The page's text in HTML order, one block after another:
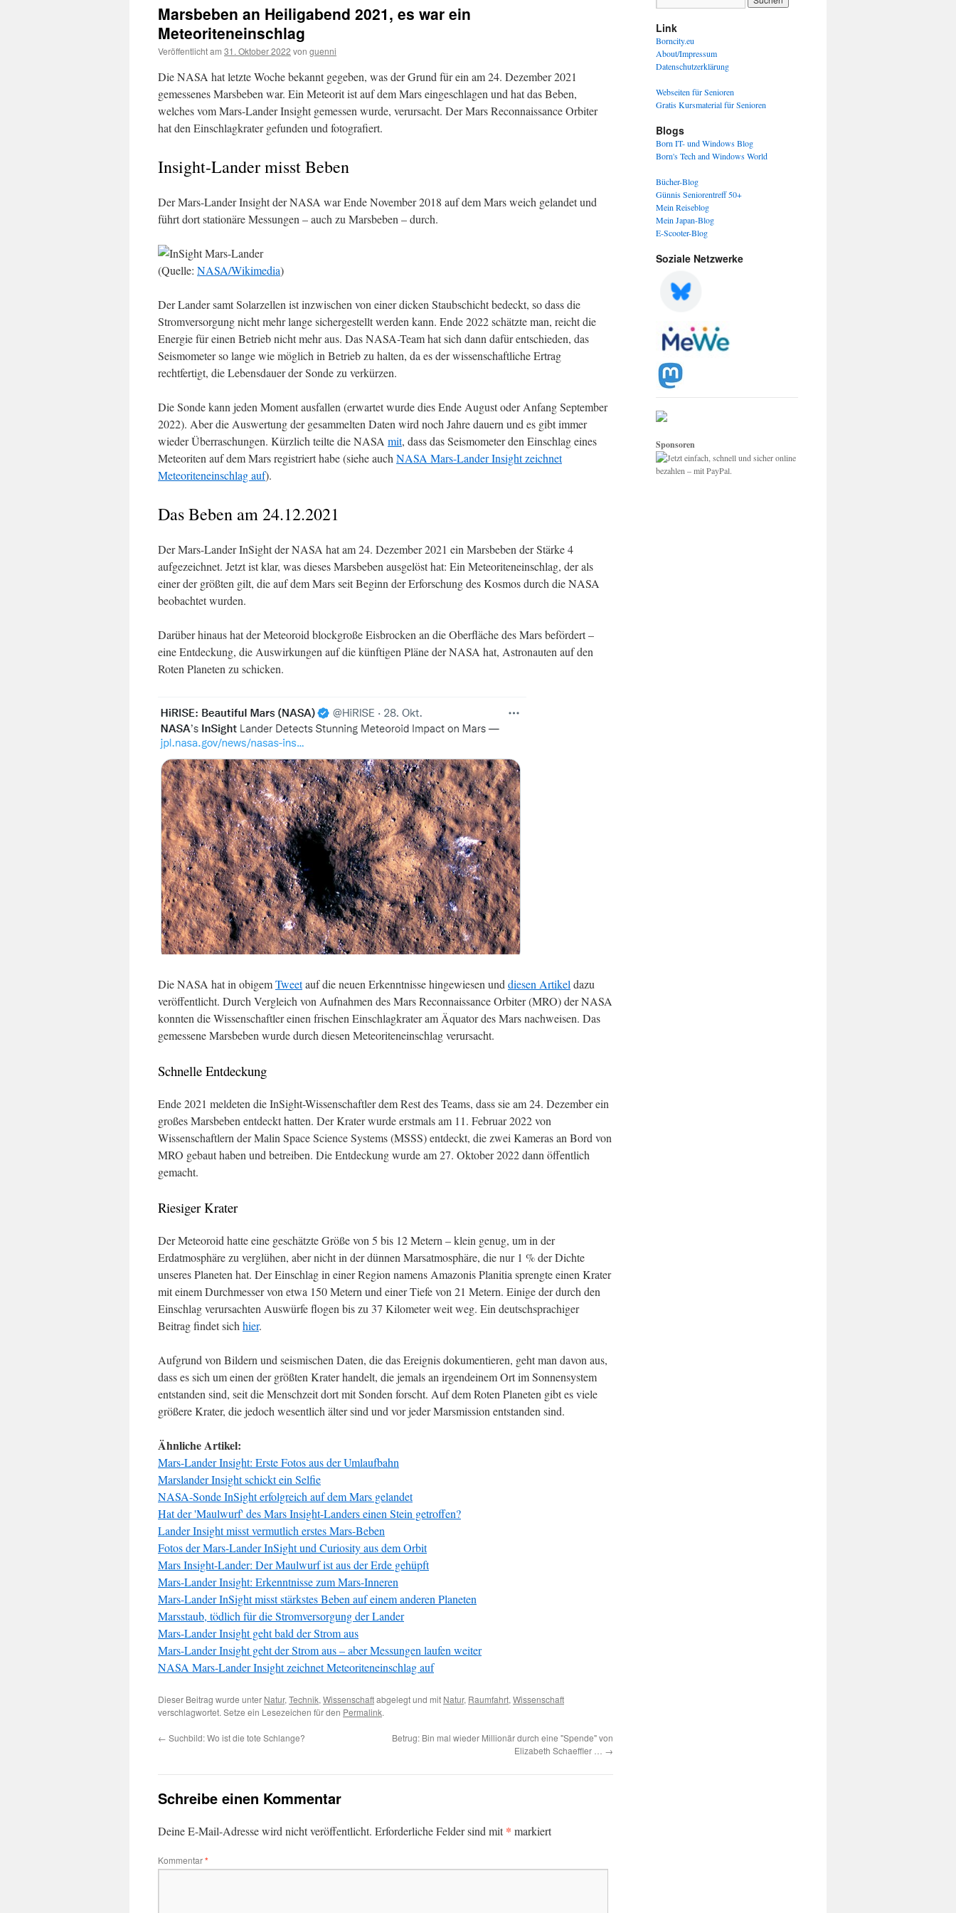
Marsbeben an Heiligabend 2021, es war ein
Meteoriteneinschlag
Veröffentlicht am 31. Oktober 2022 von guenni
Die NASA hat letzte Woche bekannt gegeben, was der Grund für ein am 24. Dezember 2021
gemessenes Marsbeben war. Ein Meteorit ist auf dem Mars eingeschlagen und hat das Beben,
welches vom Mars-Lander Insight gemessen wurde, verursacht. Der Mars Reconnaissance Orbiter
hat den Einschlagkrater gefunden und fotografiert.
Insight-Lander misst Beben
Der Mars-Lander Insight der NASA war Ende November 2018 auf dem Mars weich gelandet und
führt dort stationäre Messungen – auch zu Marsbeben – durch.
(Quelle: NASA/Wikimedia)
Der Lander samt Solarzellen ist inzwischen von einer dicken Staubschicht bedeckt, so dass die
Stromversorgung nicht mehr lange sichergestellt werden kann. Ende 2022 schätzte man, reicht die
Energie für einen Betrieb nicht mehr aus. Das NASA-Team hat sich dann dafür entschieden, das
Seismometer so lange wie möglich in Betrieb zu halten, da es der wissenschaftliche Ertrag
rechtfertigt, die Lebensdauer der Sonde zu verkürzen.
Die Sonde kann jeden Moment ausfallen (erwartet wurde dies Ende August oder Anfang September
2022). Aber die Auswertung der gesammelten Daten wird noch Jahre dauern und es gibt immer
wieder Überraschungen. Kürzlich teilte die NASA mit, dass das Seismometer den Einschlag eines
Meteoriten auf dem Mars registriert habe (siehe auch NASA Mars-Lander Insight zeichnet
Meteoriteneinschlag auf).
Das Beben am 24.12.2021
Der Mars-Lander InSight der NASA hat am 24. Dezember 2021 ein Marsbeben der Stärke 4
aufgezeichnet. Jetzt ist klar, was dieses Marsbeben ausgelöst hat: Ein Meteoriteneinschlag, der als
einer der größten gilt, die auf dem Mars seit Beginn der Erforschung des Kosmos durch die NASA
beobachtet wurden.
Darüber hinaus hat der Meteoroid blockgroße Eisbrocken an die Oberfläche des Mars befördert –
eine Entdeckung, die Auswirkungen auf die künftigen Pläne der NASA hat, Astronauten auf den
Roten Planeten zu schicken.
Die NASA hat in obigemTweetauf die neuen Erkenntnisse hingewiesen und diesen Artikel dazu
veröffentlicht. Durch Vergleich von Aufnahmen des Mars Reconnaissance Orbiter (MRO) der NASA
konnten die Wissenschaftler einen frischen Einschlagkrater am Äquator des Mars nachweisen. Das
gemessene Marsbeben wurde durch diesen Meteoriteneinschlag verursacht.
Schnelle Entdeckung
Ende 2021 meldeten die InSight-Wissenschaftler dem Rest des Teams, dass sie am 24. Dezember ein
großes Marsbeben entdeckt hatten. Der Krater wurde erstmals am 11. Februar 2022 von
Wissenschaftlern der Malin Space Science Systems (MSSS) entdeckt, die zwei Kameras an Bord von
MRO gebaut haben und betreiben. Die Entdeckung wurde am 27. Oktober 2022 dann öffentlich
gemacht.
Riesiger Krater
Der Meteoroid hatte eine geschätzte Größe von 5 bis 12 Metern – klein genug, um in der
Erdatmosphäre zu verglühen, aber nicht in der dünnen Marsatmosphäre, die nur 1 % der Dichte
unseres Planeten hat. Der Einschlag in einer Region namens Amazonis Planitia sprengte einen Krater
mit einem Durchmesser von etwa 150 Metern und einer Tiefe von 21 Metern. Einige der durch den
Einschlag verursachten Auswürfe flogen bis zu 37 Kilometer weit weg. Ein deutschsprachiger
Beitrag findet sich hier.
Aufgrund von Bildern und seismischen Daten, die das Ereignis dokumentieren, geht man davon aus,
dass es sich um einen der größten Krater handelt, die jemals an irgendeinem Ort im Sonnensystem
entstanden sind, seit die Menschzeit dort mit Sonden forscht. Auf dem Roten Planeten gibt es viele
größere Krater, die jedoch wesentlich älter sind und vor jeder Marsmission entstanden sind.
Ähnliche Artikel:
Mars-Lander Insight: Erste Fotos aus der Umlaufbahn
Marslander Insight schickt ein Selfie
NASA-Sonde InSight erfolgreich auf dem Mars gelandet
Hat der 'Maulwurf' des Mars Insight-Landers einen Stein getroffen?
Lander Insight misst vermutlich erstes Mars-Beben
Fotos der Mars-Lander InSight und Curiosity aus dem Orbit
Mars Insight-Lander: Der Maulwurf ist aus der Erde gehüpft
Mars-Lander Insight: Erkenntnisse zum Mars-Inneren
Mars-Lander InSight misst stärkstes Beben auf einem anderen Planeten
Marsstaub, tödlich für die Stromversorgung der Lander
Mars-Lander Insight geht bald der Strom aus
Mars-Lander Insight geht der Strom aus – aber Messungen laufen weiter
NASA Mars-Lander Insight zeichnet Meteoriteneinschlag auf
Dieser Beitrag wurde unter Natur, Technik, Wissenschaftabgelegt und mit Natur, Raumfahrt, Wissenschaft
verschlagwortet. Setze ein Lesezeichen für den Permalink.
← Suchbild: Wo ist die tote Schlange?
Betrug: Bin mal wieder Millionär durch eine "Spende" von
Elizabeth Schaeffler … →
Schreibe einen Kommentar
Deine E-Mail-Adresse wird nicht veröffentlicht. Erforderliche Felder sind mit* markiert
Kommentar*
Link
Borncity.eu
About/Impressum
Datenschutzerklärung
Webseiten für Senioren
Gratis Kursmaterial für Senioren
Blogs
Born IT- und Windows Blog
Born's Tech and Windows World
Bücher-Blog
Günnis Seniorentreff 50+
Mein Reiseblog
Mein Japan-Blog
E-Scooter-Blog
Soziale Netzwerke
Sponsoren